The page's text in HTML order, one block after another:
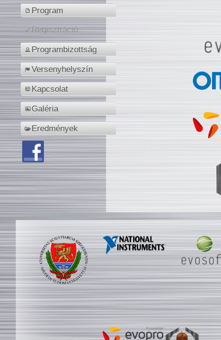
Program
Regisztráció
Programbizottság
Versenyhelyszín
Kapcsolat
Galéria
Eredmények